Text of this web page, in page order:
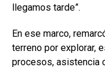
llegamos tarde”.
En ese marco,
terreno por explorar,
procesos, asistencia